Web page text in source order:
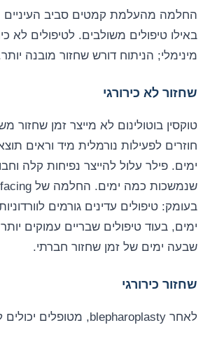
החלמה מהעלמת קמטים סביב העיניים
באילו טיפולים משולבים. לטיפולים לא
מינימלי; הניתוח דורש שחזור מובנה
שחזור לא כירורגי
טוקסין בוטולינום לא מייצר זמן שחזור
ימים. פילר עלול להייצר נפיחות קלה
בעומק: טיפולים עדינים גורמים
ימים, בעוד טיפולים שבריים עמוקים
שבעה ימים של זמן שחזור חברתי.
שחזור כירורגי
לאחר blepharoplasty, מטופלים יכולים להצפות: